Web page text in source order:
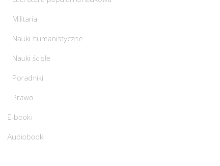
Militaria
Nauki humanistyczne
Nauki ścisłe
Poradniki
Prawo
E-booki
Audiobooki